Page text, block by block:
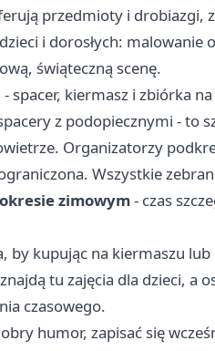
przedmioty i drobiazgi,
i dorosłych:
świąteczną scenę.
- spacer, kiermasz i zbiórka
z podopiecznymi - to
Organizatorzy
Wszystkie
zimowym- czas
by kupując na kiermaszu
tu zajęcia dla dzieci, a
czasowego.
humor, zapisać się